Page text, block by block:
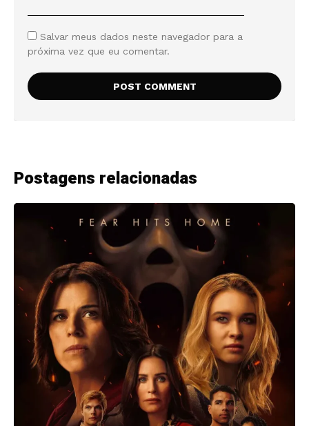
Salvar meus dados neste navegador para a
próxima vez que eu comentar.
Postagens relacionadas